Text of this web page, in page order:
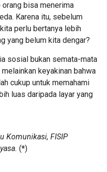
bisa menerima
Karena itu, sebelum
perlu bertanya lebih
yang belum kita dengar?
sosial bukan semata-mata
keyakinan bahwa
cukup untuk memahami
luas daripada layar yang
Komunikasi, FISIP
(*)